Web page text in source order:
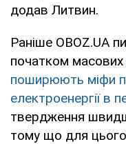
додав Литвин.
Раніше OBOZ.UA
початком масових
поширюють міфи
електроенергії в
твердження
тому що для